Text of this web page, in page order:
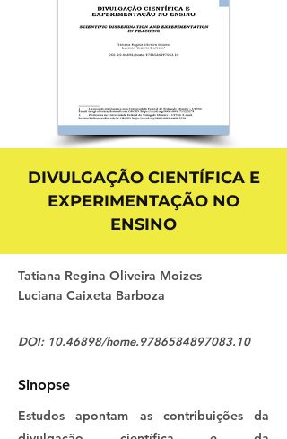
DIVULGAÇÃO CIENTÍFICA E
EXPERIMENTAÇÃO NO
ENSINO
Tatiana Regina Oliveira Moizes
Luciana Caixeta Barboza
DOI: 10.46898/home.9786584897083.10
Sinopse
Estudos apontam as contribuições da